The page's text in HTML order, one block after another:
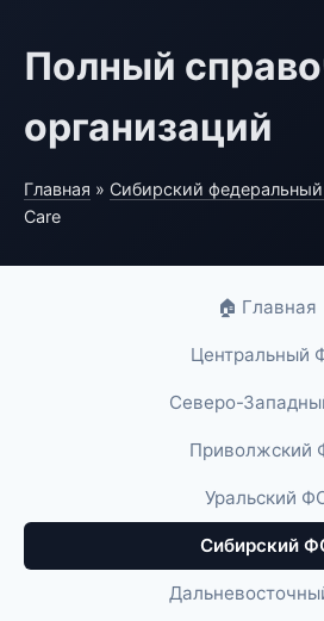
Полный
организаций
Главная » Сибирский федеральный
Care
🏠 Главная
Центральный
Северо-
Приволжский
Уральский
Сибирский